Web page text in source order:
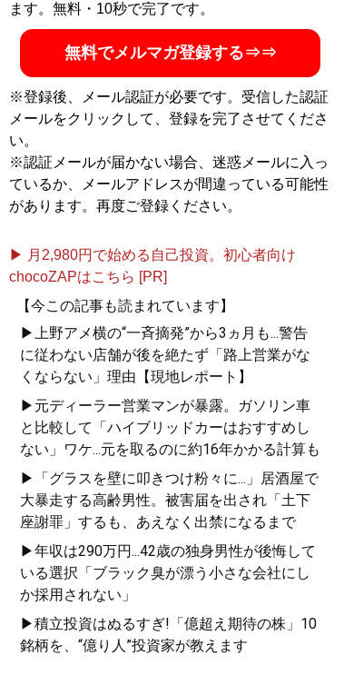
ます。無料・10秒で完了です。
無料でメルマガ登録する⇒⇒
※登録後、メール認証が必要です。受信した認証
メールをクリックして、登録を完了させてくださ
い。
※認証メールが届かない場合、迷惑メールに入っ
ているか、メールアドレスが間違っている可能性
があります。再度ご登録ください。
▶ 月2,980円で始める自己投資。初心者向け
chocoZAPはこちら [PR]
【今この記事も読まれています】
▶上野アメ横の“一斉摘発”から3ヵ月も...警告
に従わない店舗が後を絶たず「路上営業がな
くならない」理由【現地レポート】
▶元ディーラー営業マンが暴露。ガソリン車
と比較して「ハイブリッドカーはおすすめし
ない」ワケ...元を取るのに約16年かかる計算も
▶「グラスを壁に叩きつけ粉々に...」居酒屋で
大暴走する高齢男性。被害届を出され「土下
座謝罪」するも、あえなく出禁になるまで
▶年収は290万円...42歳の独身男性が後悔して
いる選択「ブラック臭が漂う小さな会社にし
か採用されない」
▶積立投資はぬるすぎ!「億超え期待の株」10
銘柄を、“億り人”投資家が教えます